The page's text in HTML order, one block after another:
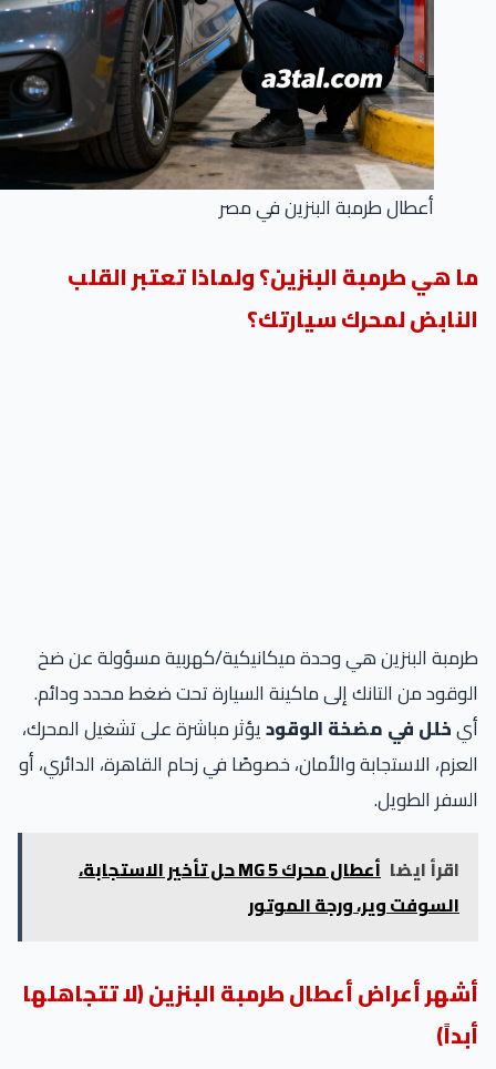
أعطال طرمبة البنزين في مصر
هي طرمبة البنزين؟ ولماذا تعتبر القلب
لمحرك سيارتك؟
البنزين هي وحدة ميكانيكية/كهربية مسؤولة عن ضخ
من التانك إلى ماكينة السيارة تحت ضغط محدد ودائم.
خلل في مضخة الوقوديؤثر مباشرة على تشغيل المحرك،
الاستجابة والأمان، خصوصًا في زحام القاهرة، الدائري، أو
الطويل.
اقرأ ايضا
أعطال محرك MG 5 حل تأخير الاستجابة،
السوفت وير، ورجة الموتور
أعراض أعطال طرمبة البنزين (لا تتجاهلها